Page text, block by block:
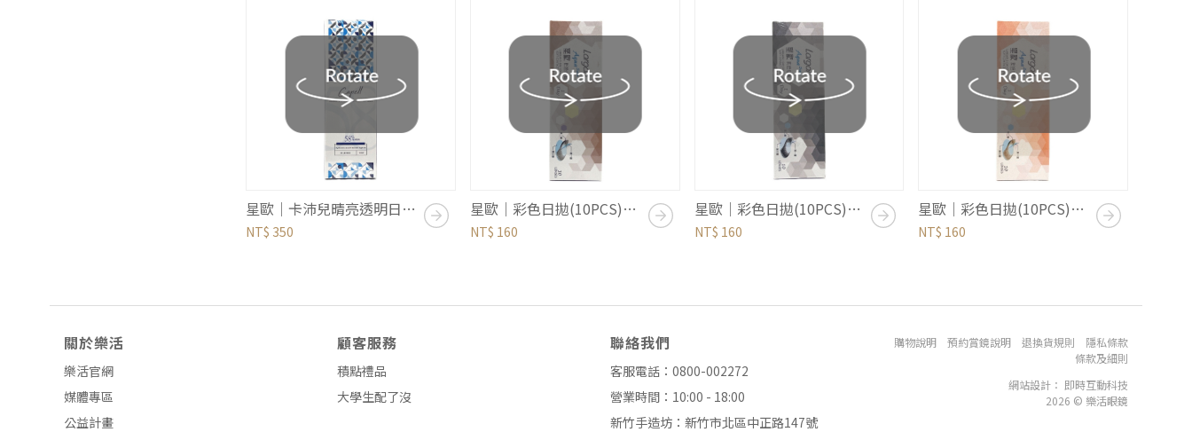
星歐｜卡沛兒晴亮透明日拋 (30PCS)｜水藍
NT$ 350
星歐｜彩色日拋(10PCS)｜自然系列｜褐棕
NT$ 160
星歐｜彩色日拋(10PCS)｜自然系列｜黑
NT$ 160
星歐｜彩色日拋(10PCS)｜自然系列｜棕
NT$ 160
關於樂活
樂活官網
媒體專區
公益計畫
顧客服務
積點禮品
大學生配了沒
聯絡我們
客服電話：0800-002272
營業時間：10:00 - 18:00
新竹手造坊：新竹市北區中正路147號
購物說明 預約賞鏡說明 退換貨規則
隱私條款
條款及細則
網站設計 ： 即時互動科技
2026 © 樂活眼鏡